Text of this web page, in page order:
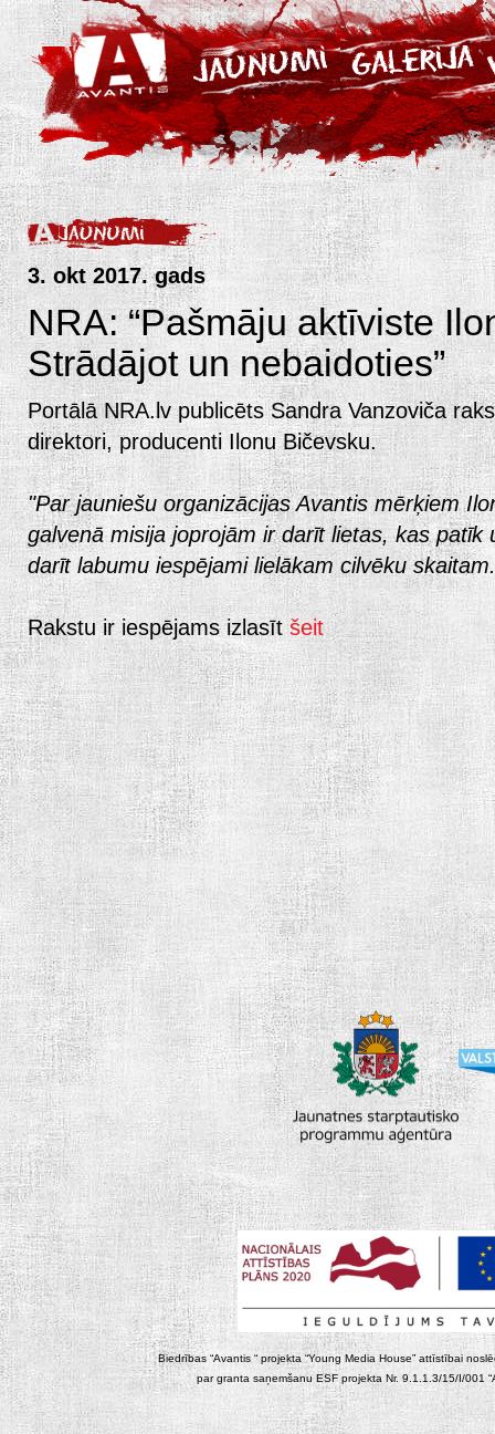
3. okt 2017. gads
NRA: “Pašmāju aktīviste
Strādājot un nebaidoties”
Portālā NRA.lv publicēts Sandra Vanzoviča
direktori, producenti Ilonu Bičevsku.
"Par jauniešu organizācijas Avantis mērķiem
galvenā misija joprojām ir darīt lietas, kas
darīt labumu iespējami lielākam cilvēku
Rakstu ir iespējams izlasītšeit
Biedrības “Avantis “ projekta “Young Media House” attīstībai
par granta saņemšanu ESF projekta Nr. 9.1.1.3/15/I/001